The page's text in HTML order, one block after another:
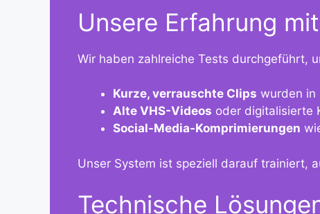
Unsere Erfahrung
Wir haben zahlreiche Tests durchgeführt,
Kurze, verrauschte Clips wurden in
Alte VHS-Videos oder digitalisierte
Social-Media-Komprimierungen
Unser System ist speziell darauf trainiert,
Technische